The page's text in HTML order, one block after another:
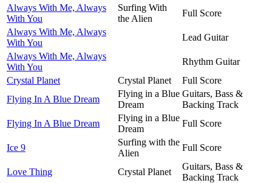
Always With Me, Always
With You
Surfing With
the Alien
Full Score
Always With Me, Always
With You
Lead Guitar
Always With Me, Always
With You
Rhythm Guitar
Crystal Planet
Crystal Planet
Full Score
Flying In A Blue Dream
Flying in a Blue
Dream
Guitars, Bass &
Backing Track
Flying In A Blue Dream
Flying in a Blue
Dream
Full Score
Ice 9
Surfing with the
Alien
Full Score
Love Thing Crystal Planet
Guitars, Bass &
Backing Track